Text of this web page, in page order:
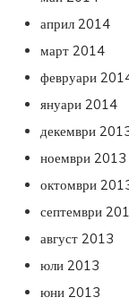
април 2014
март 2014
февруари
януари 2014
декември
ноември 2013
октомври
септември
август 2013
юли 2013
юни 2013